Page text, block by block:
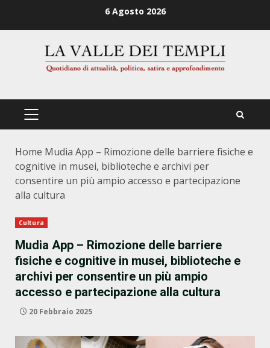
6 Agosto 2026
PRIMÄRES
Home Mudia App – Rimozione delle barriere fisiche e
cognitive in musei, biblioteche e archivi per
consentire un più ampio accesso e partecipazione
alla cultura
Cultura
Mudia App – Rimozione delle barriere
fisiche e cognitive in musei, biblioteche e
archivi per consentire un più ampio
accesso e partecipazione alla cultura
20 Febbraio 2025